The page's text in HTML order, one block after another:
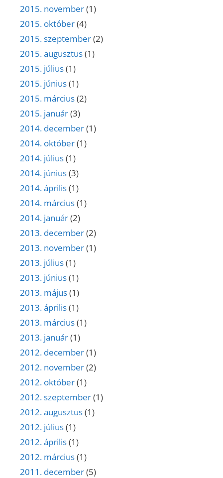
2015. november(1)
2015. október(4)
2015. szeptember(2)
2015. augusztus(1)
2015. július(1)
2015. június(1)
2015. március(2)
2015. január(3)
2014. december(1)
2014. október(1)
2014. július(1)
2014. június(3)
2014. április(1)
2014. március(1)
2014. január(2)
2013. december(2)
2013. november(1)
2013. július(1)
2013. június(1)
2013. május(1)
2013. április(1)
2013. március(1)
2013. január(1)
2012. december(1)
2012. november(2)
2012. október(1)
2012. szeptember(1)
2012. augusztus(1)
2012. július(1)
2012. április(1)
2012. március(1)
2011. december(5)